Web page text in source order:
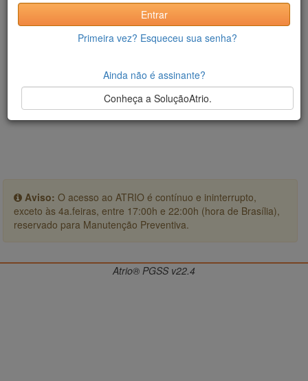
Aviso: O acesso ao ATRIO é contínuo e ininterrupto,
exceto às 4a.feiras, entre 17:00h e 22:00h (hora de Brasília),
reservado para Manutenção Preventiva.
Entrar
Primeira vez? Esqueceu sua senha?
Ainda não é assinante?
Conheça a SoluçãoAtrio.
Atrio® PGSS v22.4